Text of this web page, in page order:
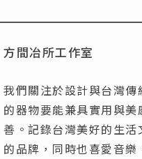
方間冶所工作室
我們關注於設計與台灣傳
的器物要能兼具實用與美
善。記錄台灣美好的生活
的品牌，同時也喜愛音樂